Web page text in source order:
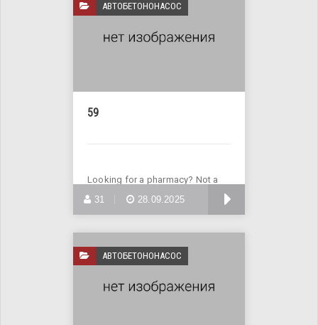
АВТОБЕТОНОНАСОС
59
Looking for a pharmacy? Not a
problem! Visit the website
31 28.09.2025
АВТОБЕТОНОНАСОС